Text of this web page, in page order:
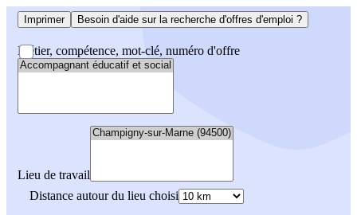
Imprimer Besoin d'aide sur la recherche d'offres d'emploi ?
Métier, compétence, mot-clé, numéro d'offre
Lieu de travail
Distance autour du lieu choisi